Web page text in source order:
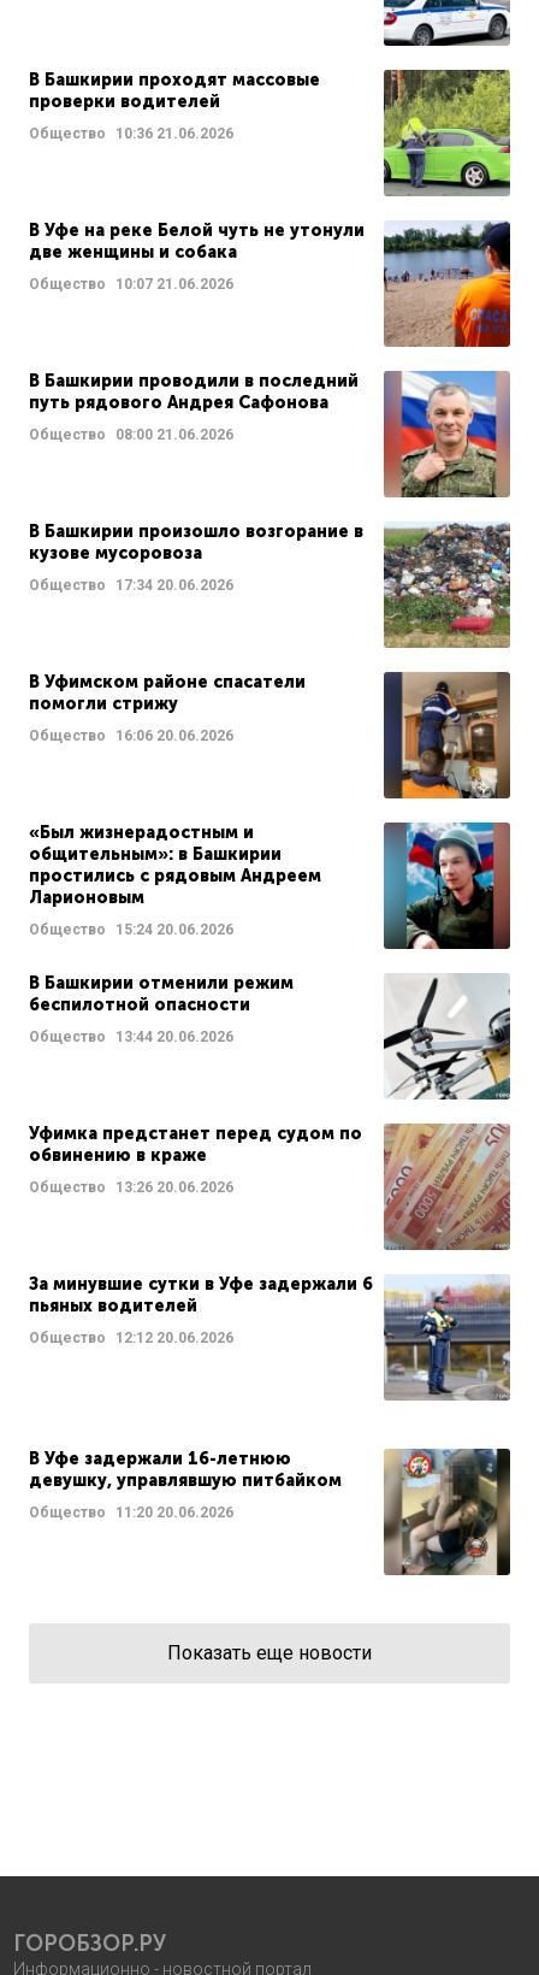
В Башкирии проходят массовые
проверки водителей
Общество 10:36 21.06.2026
В Уфе на реке Белой чуть не утонули
две женщины и собака
Общество 10:07 21.06.2026
В Башкирии проводили в последний
путь рядового Андрея Сафонова
Общество 08:00 21.06.2026
В Башкирии произошло возгорание в
кузове мусоровоза
Общество 17:34 20.06.2026
В Уфимском районе спасатели
помогли стрижу
Общество 16:06 20.06.2026
«Был жизнерадостным и
общительным»: в Башкирии
простились с рядовым Андреем
Ларионовым
Общество 15:24 20.06.2026
В Башкирии отменили режим
беспилотной опасности
Общество 13:44 20.06.2026
Уфимка предстанет перед судом по
обвинению в краже
Общество 13:26 20.06.2026
За минувшие сутки в Уфе задержали 6
пьяных водителей
Общество 12:12 20.06.2026
В Уфе задержали 16-летнюю
девушку, управлявшую питбайком
Общество 11:20 20.06.2026
Показать еще новости
ГОРОБЗОР.РУ
Информационно - новостной портал